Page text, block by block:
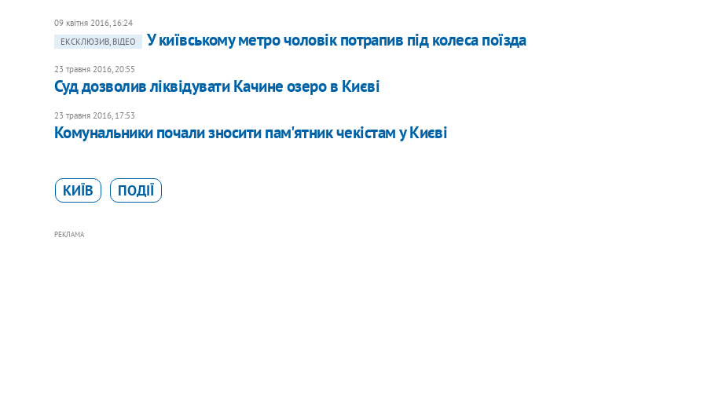
09 квітня 2016, 16:24
ЕКСКЛЮЗИВ, ВІДЕО
У київському метро чоловік потрапив під колеса поїзда
23 травня 2016, 20:55
Суд дозволив ліквідувати Качине озеро в Києві
23 травня 2016, 17:53
Комунальники почали зносити пам'ятник чекістам у Києві
КИЇВ ПОДІЇ
РЕКЛАМА